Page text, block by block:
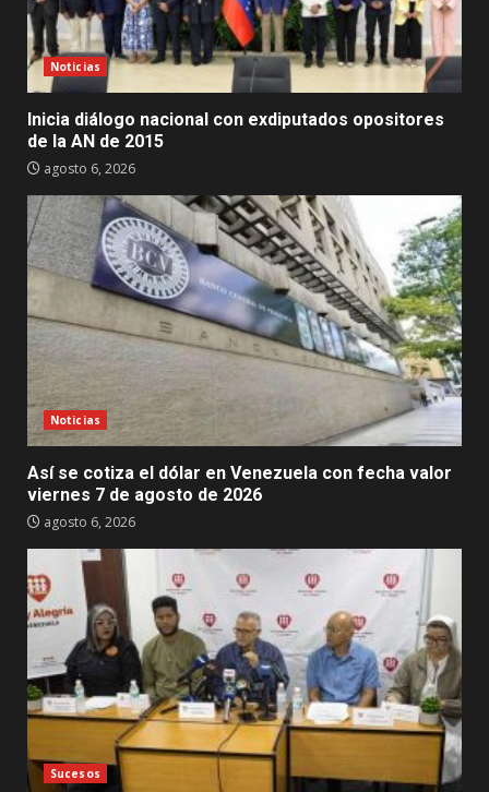
Noticias
Inicia diálogo nacional con exdiputados opositores
de la AN de 2015
agosto 6, 2026
Noticias
Así se cotiza el dólar en Venezuela con fecha valor
viernes 7 de agosto de 2026
agosto 6, 2026
Sucesos